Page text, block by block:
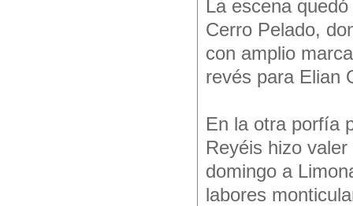
La escena
Cerro Pelado,
con amplio
revés para Elian
En la otra porfía
Reyéis hizo
domingo a
labores